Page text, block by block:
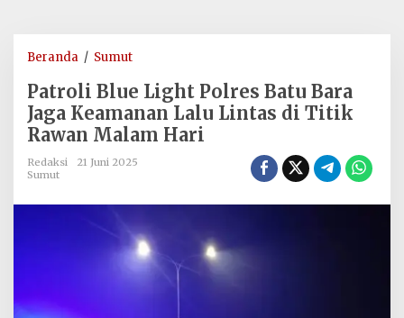
Beranda / SumutPatroli
Light
Polres
Batu
Bara
Lintas
di
Titik
Patroli Blue Light Polres Batu Bara
Jaga Keamanan Lalu Lintas di Titik
Rawan Malam Hari
Redaksi
21 Juni 2025
Sumut